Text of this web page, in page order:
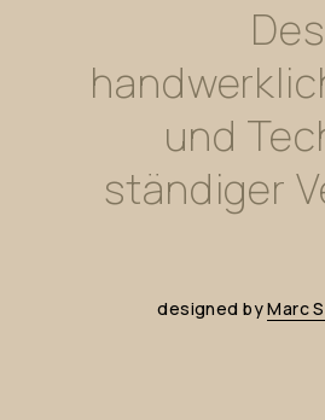
und
ständiger
designed byMarc